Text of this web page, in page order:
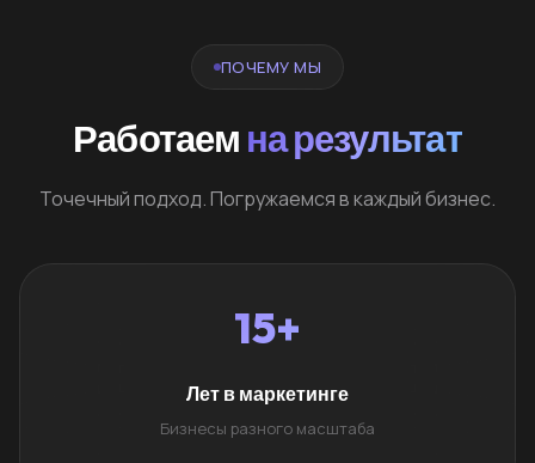
ПОЧЕМУ МЫ
Работаем на результат
Точечный подход. Погружаемся в каждый бизнес.
15+
Лет в маркетинге
Бизнесы разного масштаба